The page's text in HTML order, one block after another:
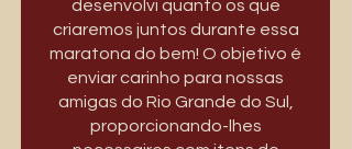
desenvolvi quanto os que
criaremos juntos durante essa
maratona do bem! O objetivo é
enviar carinho para nossas
amigas do Rio Grande do Sul,
proporcionando-lhes